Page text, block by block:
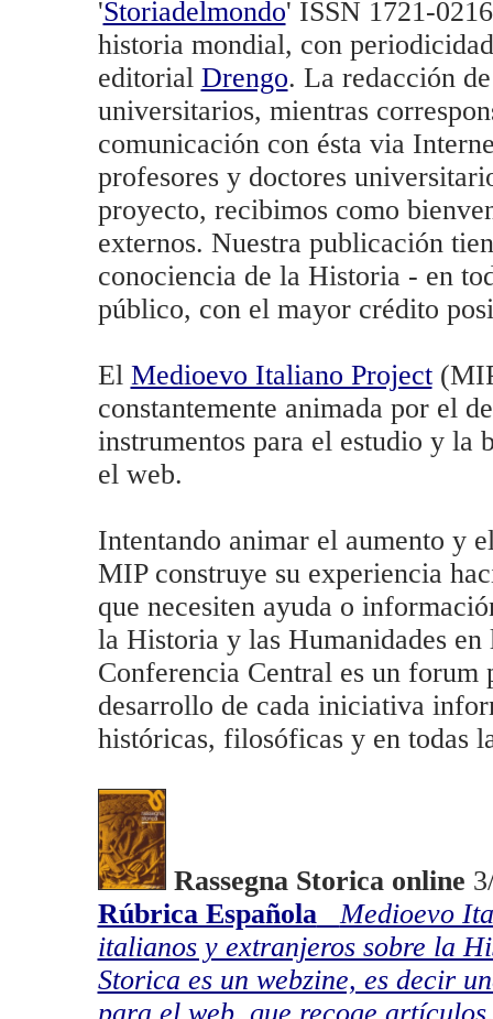
'Storiadelmondo' ISSN 1721-
historia mondial, con
editorial Drengo. La redacción
universitarios, mientras
comunicación con ésta via
profesores y doctores
proyecto, recibimos como
externos. Nuestra publicación
conociencia de la Historia - en
público, con el mayor crédito
El Medioevo Italiano Project
constantemente animada por el
instrumentos para el estudio y la
el web.
Intentando animar el aumento y
MIP construye su experiencia
que necesiten ayuda o
la Historia y las Humanidades en
Conferencia Central es un forum
desarrollo de cada iniciativa
históricas, filosóficas y en todas
Rassegna Storica online
Rúbrica Española
Medioevo
italianos y extranjeros sobre la
Storica es un webzine, es decir